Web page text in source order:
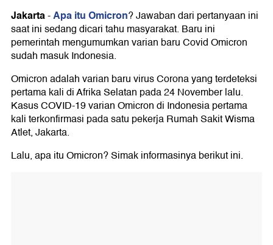
Jakarta-Apa itu Omicron? Jawaban dari pertanyaan ini
saat ini sedang dicari tahu masyarakat. Baru ini
pemerintah mengumumkan varian baru Covid Omicron
sudah masuk Indonesia.
Omicron adalah varian baru virus Corona yang terdeteksi
pertama kali di Afrika Selatan pada 24 November lalu.
Kasus COVID-19 varian Omicron di Indonesia pertama
kali terkonfirmasi pada satu pekerja Rumah Sakit Wisma
Atlet, Jakarta.
Lalu, apa itu Omicron? Simak informasinya berikut ini.